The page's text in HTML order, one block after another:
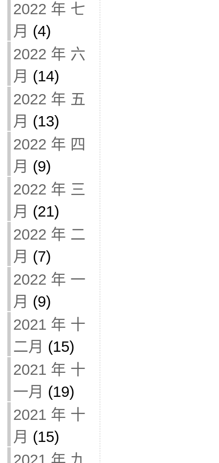
2022 年 七
月 (4)
2022 年 六
月 (14)
2022 年 五
月 (13)
2022 年 四
月 (9)
2022 年 三
月 (21)
2022 年 二
月 (7)
2022 年 一
月 (9)
2021 年 十
二月 (15)
2021 年 十
一月 (19)
2021 年 十
月 (15)